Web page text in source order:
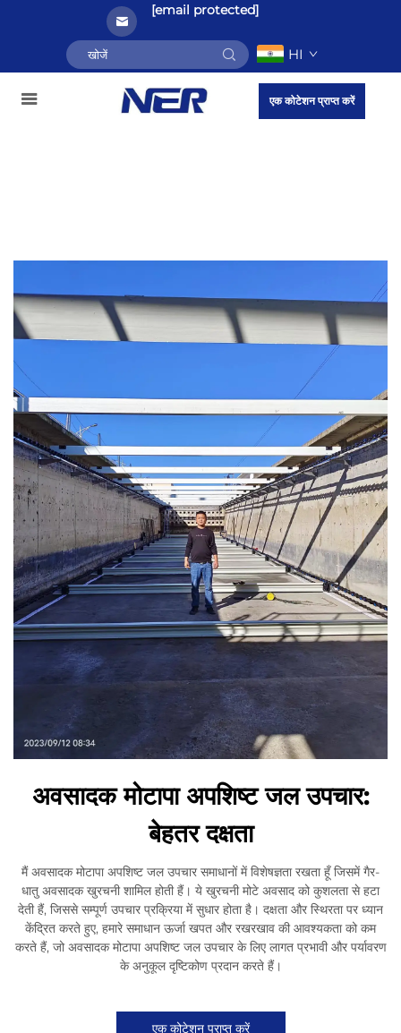
[email protected]
HI
एक कोटेशन प्राप्त करें
अवसादक मोटापा अपशिष्ट जल उपचार:
बेहतर दक्षता
मैं अवसादक मोटापा अपशिष्ट जल उपचार समाधानों में विशेषज्ञता रखता हूँ जिसमें गैर-
धातु अवसादक खुरचनी शामिल होती हैं। ये खुरचनी मोटे अवसाद को कुशलता से हटा
देती हैं, जिससे सम्पूर्ण उपचार प्रक्रिया में सुधार होता है। दक्षता और स्थिरता पर ध्यान
केंद्रित करते हुए, हमारे समाधान ऊर्जा खपत और रखरखाव की आवश्यकता को कम
करते हैं, जो अवसादक मोटापा अपशिष्ट जल उपचार के लिए लागत प्रभावी और पर्यावरण
के अनुकूल दृष्टिकोण प्रदान करते हैं।
एक कोटेशन प्राप्त करें